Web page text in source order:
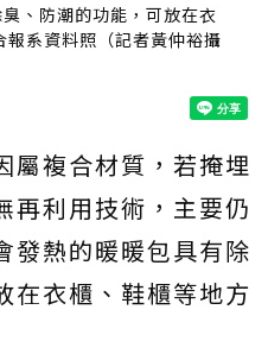
、防潮的功能，可放在衣
系資料照（記者黃仲裕攝
屬複合材質，若掩埋
再利用技術，主要仍
發熱的暖暖包具有除
在衣櫃、鞋櫃等地方